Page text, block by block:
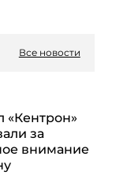
Все новости
«Кентрон»
за
внимание